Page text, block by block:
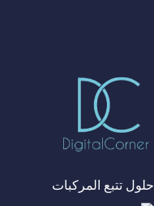
حلول تتبع المركبات